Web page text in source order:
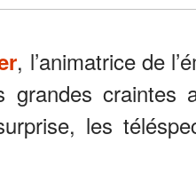
, l’animatrice de
craintes
les